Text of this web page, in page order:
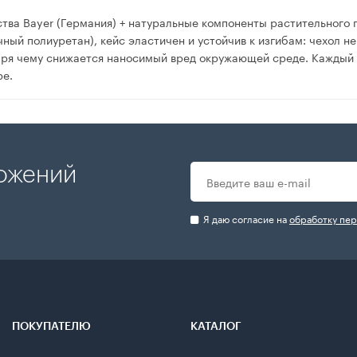
Bayer (Германия) + натуральные компоненты
полиуретан), кейс эластичен и устойчив к изгибам: чехол
чему снижается наносимый вред окружающей среде.
Я даю согласие наобработку
ПОКУПАТЕЛЮ КАТАЛОГ